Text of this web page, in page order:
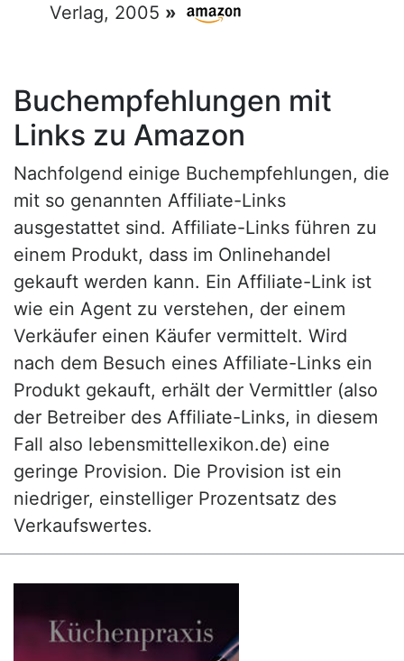
Verlag, 2005 »
Buchempfehlungen mit
Links zu Amazon
Nachfolgend einige Buchempfehlungen, die
mit so genannten Affiliate-Links
ausgestattet sind. Affiliate-Links führen zu
einem Produkt, dass im Onlinehandel
gekauft werden kann. Ein Affiliate-Link ist
wie ein Agent zu verstehen, der einem
Verkäufer einen Käufer vermittelt. Wird
nach dem Besuch eines Affiliate-Links ein
Produkt gekauft, erhält der Vermittler (also
der Betreiber des Affiliate-Links, in diesem
Fall also lebensmittellexikon.de) eine
geringe Provision. Die Provision ist ein
niedriger, einstelliger Prozentsatz des
Verkaufswertes.